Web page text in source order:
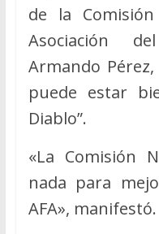
de la
Asociación
Armando
puede estar
Diablo”.
«La Comisión
nada para
AFA», manifestó.